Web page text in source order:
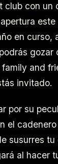
club con
este
en curso,
gozar
family and
invitado.
por su
el
susurres
al hacer